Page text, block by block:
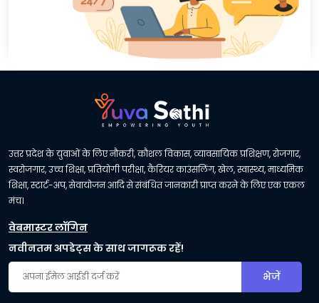
उत्तर प्रदेश के युवाओं के लिए नौकरी, कौशल विकास, व्यावसायिक प्रशिक्षण, रोजगार,
स्वरोजगार, उच्च शिक्षा, प्रतियोगी परीक्षा, कैरियर काउंसलिंग, खेल, स्वास्थ्य, माध्यमिक
शिक्षा, स्टार्ट-अप, सेवायोजन आदि से संबंधित जानकारी प्राप्त करने के लिए एक एकल
मंच।
वेबमास्टर लॉगिन
नवीनतम अपडेट्स के साथ जागरूक रहें!
भेजें